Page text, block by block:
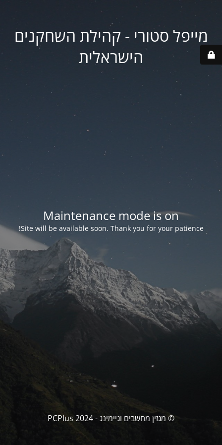
מייפל סטורי - קהילת השחקנים
הישראלית
Maintenance mode is on
Site will be available soon. Thank you for your patience!
© מגזין מחשבים וגיימינג - PCPlus 2024